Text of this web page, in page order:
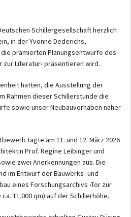
Schillergesellschaft herzlich
in der Yvonne Dederichs,
prämierten Planungsentwürfe des
Literatur‹ präsentieren wird.
hatten, die Ausstellung der
Rahmen dieser Schillerstunde die
sowie unser Neubauvorhaben näher
tagte am 11. und 12. März 2026
Prof. Regine Leibinger und
zwei Anerkennungen aus. Die
im Entwurf der Bauwerks- und
eines Forschungsarchivs ›Tor zur
11.000 qm) auf der Schillerhöhe.